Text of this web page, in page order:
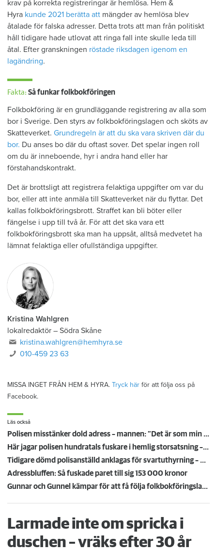
krav på korrekta registreringar är hemlösa. Hem &
Hyra kunde 2021 berätta att mängder av hemlösa blev
åtalade för falska adresser. Detta trots att man från politiskt
håll tidigare hade utlovat att ringa fall inte skulle leda till
åtal. Efter granskningen röstade riksdagen igenom en
lagändring.
Fakta: Så funkar folkbokföringen
Folkbokföring är en grundläggande registrering av alla som
bor i Sverige. Den styrs av folkbokföringslagen och sköts av
Skatteverket. Grundregeln är att du ska vara skriven där du
bor. Du anses bo där du oftast sover. Det spelar ingen roll
om du är inneboende, hyr i andra hand eller har
förstahandskontrakt.
Det är brottsligt att registrera felaktiga uppgifter om var du
bor, eller att inte anmäla till Skatteverket när du flyttar. Det
kallas folkbokföringsbrott. Straffet kan bli böter eller
fängelse i upp till två år. För att det ska vara ett
folkbokföringsbrott ska man ha uppsåt, alltså medvetet ha
lämnat felaktiga eller ofullständiga uppgifter.
Kristina Wahlgren
lokalredaktör – Södra Skåne
kristina.wahlgren@hemhyra.se
010-459 23 63
MISSA INGET FRÅN HEM & HYRA. Tryck här för att följa oss på
Facebook.
Läs också
Polisen misstänker dold adress – mannen: ”Det är som min extrafamilj”
Här jagar polisen hundratals fuskare i hemlig storsatsning – efter tips från hyresvärdar
Tidigare dömd polisanställd anklagas för svartuthyrning – hade två hyresrätter
Adressbluffen: Så fuskade paret till sig 153 000 kronor
Gunnar och Gunnel kämpar för att få följa folkbokföringslagen: "Det är så stolligt"
Larmade inte om spricka i
duschen – vräks efter 30 år